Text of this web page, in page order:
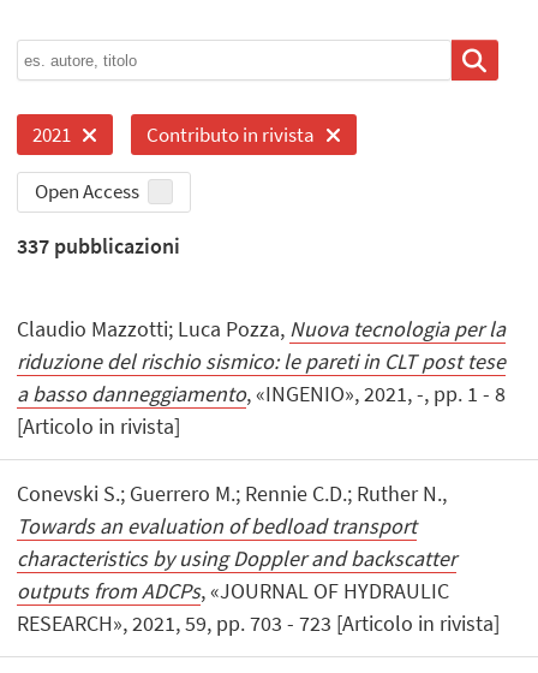
2021 Contributo in rivista
Open Access
337 pubblicazioni
Claudio Mazzotti; Luca Pozza, Nuova tecnologia per la
riduzione del rischio sismico: le pareti in CLT post tese
a basso danneggiamento, «INGENIO», 2021, -, pp. 1 - 8
[Articolo in rivista]
Conevski S.; Guerrero M.; Rennie C.D.; Ruther N.,
Towards an evaluation of bedload transport
characteristics by using Doppler and backscatter
outputs from ADCPs, «JOURNAL OF HYDRAULIC
RESEARCH», 2021, 59, pp. 703 - 723 [Articolo in rivista]